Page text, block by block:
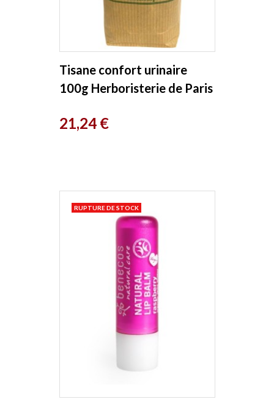
Tisane confort urinaire
100g Herboristerie de Paris
Prix
21,24 €
RUPTURE DE STOCK